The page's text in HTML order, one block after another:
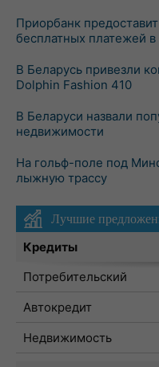
Приорбанк
бесплатных платежей в
В Беларусь привезли
Dolphin Fashion 410
В Беларуси назвали
недвижимости
На гольф-поле под
лыжную трассу
Лучшие
Кредиты
Потребительский
Автокредит
Недвижимость